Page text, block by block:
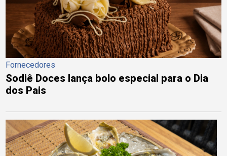
Fornecedores
Sodiê Doces lança bolo especial para o Dia
dos Pais